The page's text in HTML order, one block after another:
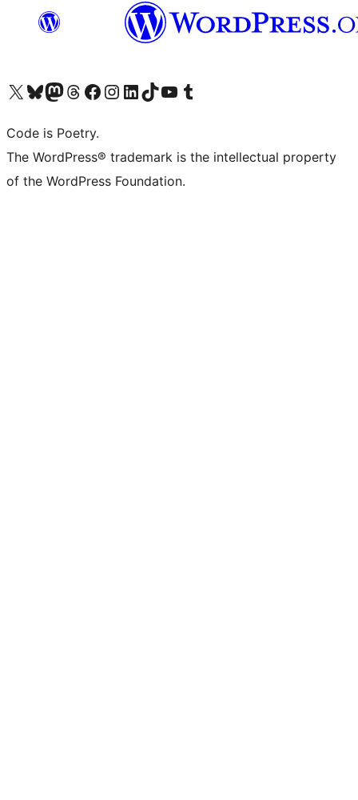
Visita il nostro account X (ex Twitter)
Visita il nostro account Bluesky
Visita il nostro account Mastodon
Visita il nostro account Threads
Visita la nostra pagina Facebook
Visita il nostro account Instagram
Visita il nostro account LinkedIn
Visita il nostro account TikTok
Visita il nostro canale YouTube
Visita il nostro account Tumblr
Code is Poetry.
The WordPress® trademark is the intellectual property
of the WordPress Foundation.